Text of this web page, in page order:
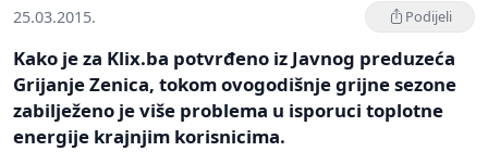
25.03.2015. Podijeli
Kako je za Klix.ba potvrđeno iz Javnog preduzeća
Grijanje Zenica, tokom ovogodišnje grijne sezone
zabilježeno je više problema u isporuci toplotne
energije krajnjim korisnicima.